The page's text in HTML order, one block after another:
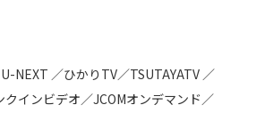
U-NEXT ／ひかりTV／TSUTAYATV ／
インビデオ／JCOMオンデマンド／